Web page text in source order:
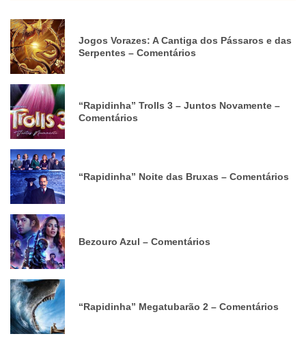
Jogos Vorazes: A Cantiga dos Pássaros e das
Serpentes – Comentários
“Rapidinha” Trolls 3 – Juntos Novamente –
Comentários
“Rapidinha” Noite das Bruxas – Comentários
Bezouro Azul – Comentários
“Rapidinha” Megatubarão 2 – Comentários